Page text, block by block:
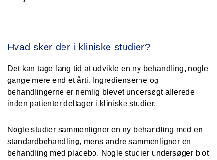
Hvad sker der i kliniske studier?
Det kan tage lang tid at udvikle en ny behandling, nogle
gange mere end et årti. Ingredienserne og
behandlingerne er nemlig blevet undersøgt allerede
inden patienter deltager i kliniske studier.
Nogle studier sammenligner en ny behandling med en
standardbehandling, mens andre sammenligner en
behandling med placebo. Nogle studier undersøger blot